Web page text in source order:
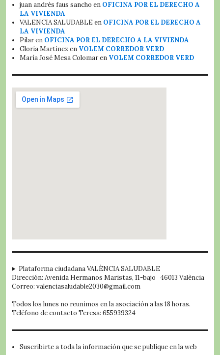
juan andrés faus sancho en OFICINA POR EL DERECHO A
LA VIVIENDA
VALENCIA SALUDABLE en OFICINA POR EL DERECHO A
LA VIVIENDA
Pilaren OFICINA POR EL DERECHO A LA VIVIENDA
Gloria Martinez en VOLEM CORREDOR VERD
María José Mesa Colomaren VOLEM CORREDOR VERD
Plataforma ciudadana VALÈNCIA SALUDABLE
Dirección: Avenida Hermanos Maristas, 11-bajo 46013 València
Correo: valenciasaludable2030@gmail.com
Todos los lunes no reunimos en la asociación a las 18 horas.
Teléfono de contacto Teresa: 655939324
Suscribirte a toda la información que se publique en la web